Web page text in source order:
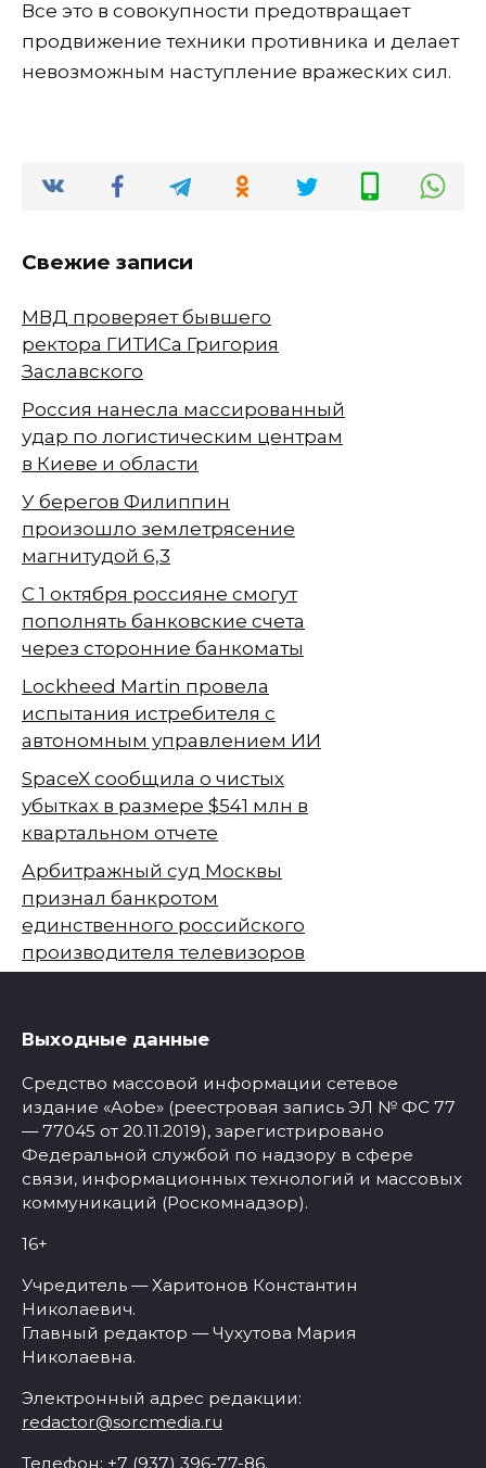
Все это в совокупности предотвращает
продвижение техники противника и делает
невозможным наступление вражеских сил.
Свежие записи
МВД проверяет бывшего
ректора ГИТИСа Григория
Заславского
Россия нанесла массированный
удар по логистическим центрам
в Киеве и области
У берегов Филиппин
произошло землетрясение
магнитудой 6,3
С 1 октября россияне смогут
пополнять банковские счета
через сторонние банкоматы
Lockheed Martin провела
испытания истребителя с
автономным управлением ИИ
SpaceX сообщила о чистых
убытках в размере $541 млн в
квартальном отчете
Арбитражный суд Москвы
признал банкротом
единственного российского
производителя телевизоров
Выходные данные
Средство массовой информации сетевое
издание «Aobe» (реестровая запись ЭЛ № ФС 77
— 77045 от 20.11.2019), зарегистрировано
Федеральной службой по надзору в сфере
связи, информационных технологий и массовых
коммуникаций (Роскомнадзор).
16+
Учредитель — Харитонов Константин
Николаевич.
Главный редактор — Чухутова Мария
Николаевна.
Электронный адрес редакции:
redactor@sorcmedia.ru
Телефон: +7 (937) 396-77-86.